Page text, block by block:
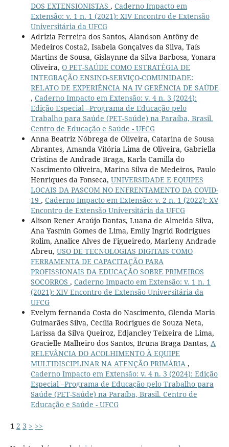
DOS EXTENSIONISTAS , Caderno Impacto em
Extensão: v. 1 n. 1 (2021): XIV Encontro de Extensão
Universitária da UFCG
Adrizia Ferreira dos Santos, Alandson Antôny de
Medeiros Costa2, Isabela Gonçalves da Silva, Taís
Martins de Sousa, Gislaynne da Silva Barbosa, Yonara
Oliveira, O PET-SAÚDE COMO ESTRATÉGIA DE
INTEGRAÇÃO ENSINO-SERVIÇO-COMUNIDADE:
RELATO DE EXPERIÊNCIA NA IV GERÊNCIA DE SAÚDE
, Caderno Impacto em Extensão: v. 4 n. 3 (2024):
Edição Especial –Programa de Educação pelo
Trabalho para Saúde (PET-Saúde) na Paraíba, Brasil.
Centro de Educação e Saúde - UFCG
Anna Beatriz Nóbrega de Oliveira, Catarina de Sousa
Abrantes, Amanda Vitória Lima de Oliveira, Gabriella
Cristina de Andrade Braga, Karla Camilla do
Nascimento Oliveira, Marina Silva de Medeiros, Paulo
Henriques da Fonseca, UNIVERSIDADE E EQUIPES
LOCAIS DA PASCOM NO ENFRENTAMENTO DA COVID-
19 , Caderno Impacto em Extensão: v. 2 n. 1 (2022): XV
Encontro de Extensão Universitária da UFCG
Alison Rener Araújo Dantas, Luana de Almeida Silva,
Ana Yasmin Gomes de Lima, Emlly Ingrid Rodrigues
Rolim, Analice Alves de Figueiredo, Marleny Andrade
Abreu, USO DE TECNOLOGIAS DIGITAIS COMO
FERRAMENTA DE CAPACITAÇÃO PARA
PROFISSIONAIS DA EDUCAÇÃO SOBRE PRIMEIROS
SOCORROS , Caderno Impacto em Extensão: v. 1 n. 1
(2021): XIV Encontro de Extensão Universitária da
UFCG
Evelym fernanda Costa do Nascimento, Glenda Maria
Guimarães Silva, Cecília Rodrigues de Souza Neta,
Larissa da Silva Queiroz, Edjancley Teixeira de Lima,
Gracielle Malheiro dos Santos, Bruna Braga Dantas, A
RELEVÂNCIA DO ACOLHIMENTO À EQUIPE
MULTIDISCIPLINAR NA ATENÇÃO PRIMÁRIA ,
Caderno Impacto em Extensão: v. 4 n. 3 (2024): Edição
Especial –Programa de Educação pelo Trabalho para
Saúde (PET-Saúde) na Paraíba, Brasil. Centro de
Educação e Saúde - UFCG
1 2 3 > >>